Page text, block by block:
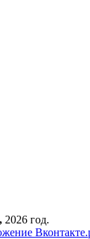
, 2026 год.